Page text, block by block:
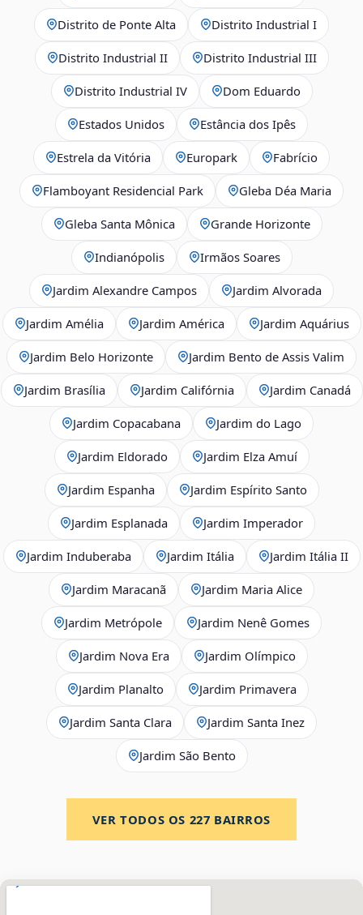
Distrito de Ponte Alta Distrito Industrial I
Distrito Industrial II Distrito Industrial III
Distrito Industrial IV Dom Eduardo
Estados Unidos Estância dos Ipês
Estrela da Vitória Europark Fabrício
Flamboyant Residencial Park Gleba Déa Maria
Gleba Santa Mônica Grande Horizonte
Indianópolis Irmãos Soares
Jardim Alexandre Campos Jardim Alvorada
Jardim Amélia Jardim América Jardim Aquárius
Jardim Belo Horizonte Jardim Bento de Assis Valim
Jardim Brasília Jardim Califórnia Jardim Canadá
Jardim Copacabana Jardim do Lago
Jardim Eldorado Jardim Elza Amuí
Jardim Espanha Jardim Espírito Santo
Jardim Esplanada Jardim Imperador
Jardim Induberaba Jardim Itália Jardim Itália II
Jardim Maracanã Jardim Maria Alice
Jardim Metrópole Jardim Nenê Gomes
Jardim Nova Era Jardim Olímpico
Jardim Planalto Jardim Primavera
Jardim Santa Clara Jardim Santa Inez
Jardim São Bento
VER TODOS OS 227 BAIRROS